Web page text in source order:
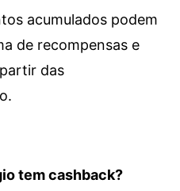
acumulados podem
de recompensas e
das
tem cashback?